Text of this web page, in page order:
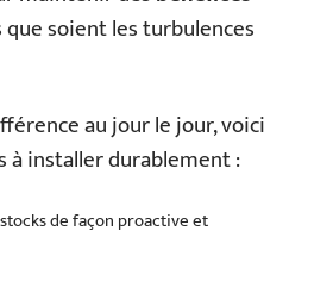
que soient les turbulences
au jour le jour, voici
à installer durablement :
de façon proactive et